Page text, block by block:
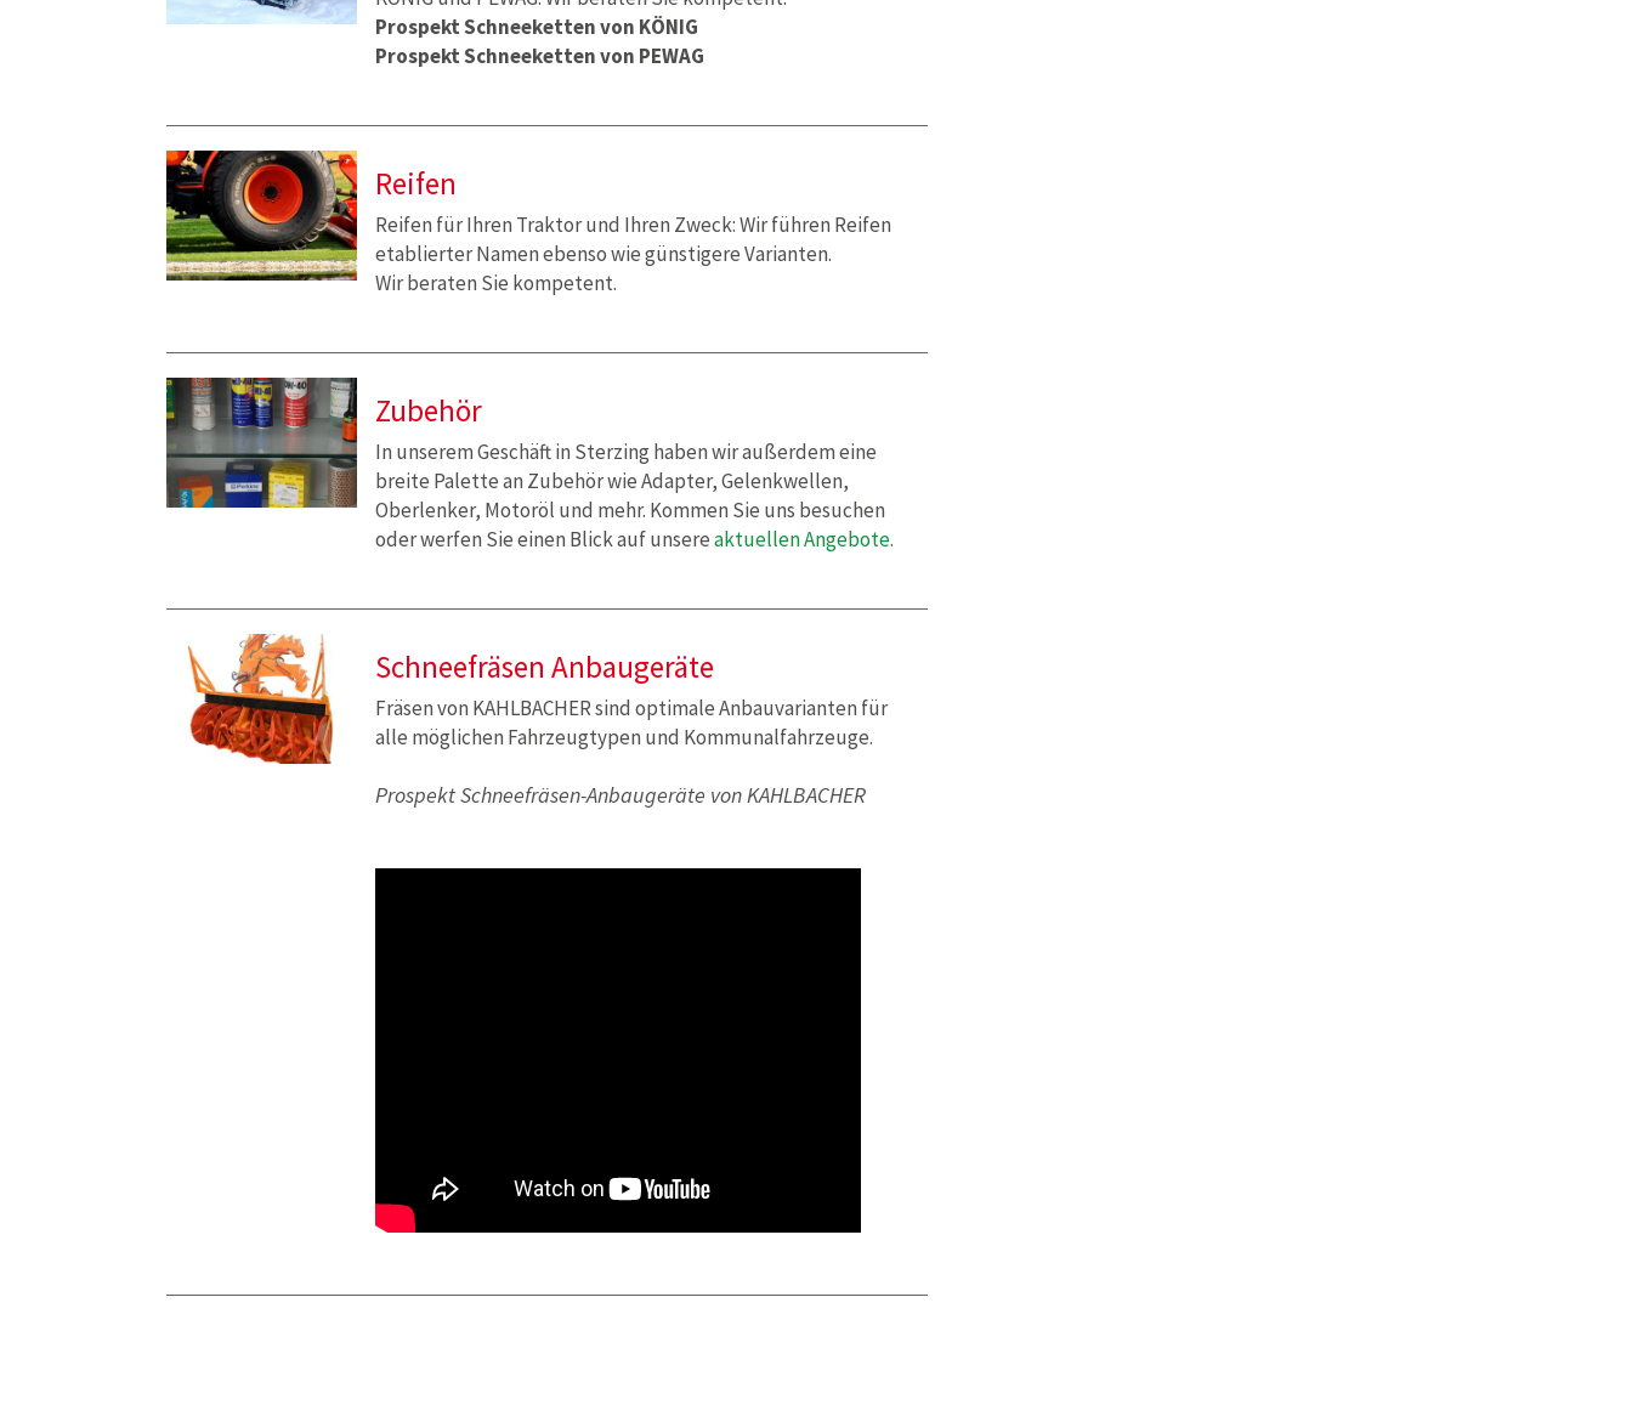
Prospekt Schneeketten von KÖNIG
Prospekt Schneeketten von PEWAG
Reifen
Reifen für Ihren Traktor und Ihren Zweck: Wir führen Reifen
etablierter Namen ebenso wie günstigere Varianten.
Wir beraten Sie kompetent.
Zubehör
In unserem Geschäft in Sterzing haben wir außerdem eine
breite Palette an Zubehör wie Adapter, Gelenkwellen,
Oberlenker, Motoröl und mehr. Kommen Sie uns besuchen
oder werfen Sie einen Blick auf unsereaktuellen Angebote.
Schneefräsen Anbaugeräte
Fräsen von KAHLBACHER sind optimale Anbauvarianten für
alle möglichen Fahrzeugtypen und Kommunalfahrzeuge.
Prospekt Schneefräsen-Anbaugeräte von KAHLBACHER